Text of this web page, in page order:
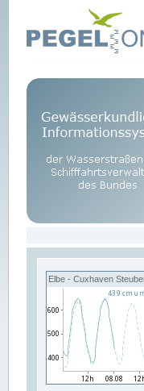
Elbe - Cuxhaven